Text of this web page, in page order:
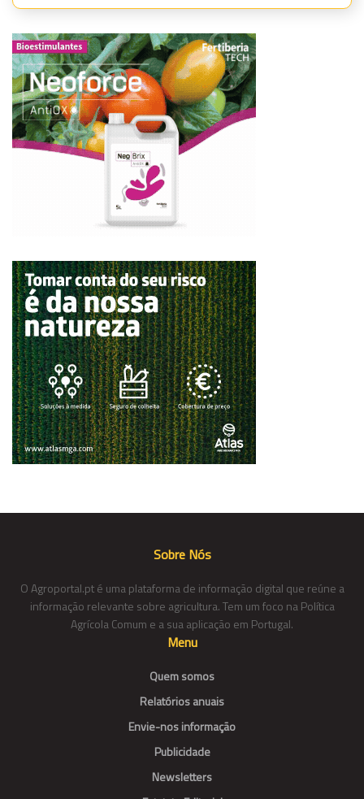
Sobre Nós
O Agroportal.pt é uma plataforma de informação digital que reúne a
informação relevante sobre agricultura. Tem um foco na Política
Agrícola Comum e a sua aplicação em Portugal.
Menu
Quem somos
Relatórios anuais
Envie-nos informação
Publicidade
Newsletters